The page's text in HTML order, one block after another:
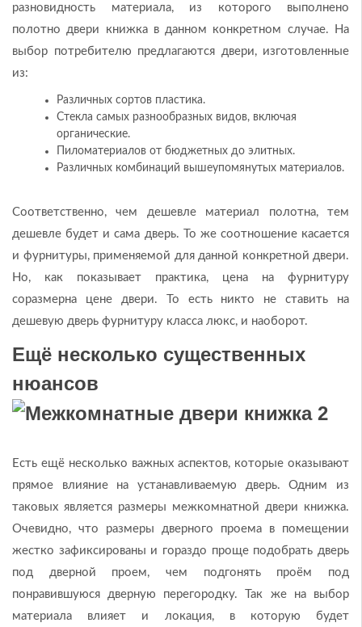
разновидность материала, из которого выполнено
полотно двери книжка в данном конкретном случае. На
выбор потребителю предлагаются двери, изготовленные
из:
Различных сортов пластика.
Стекла самых разнообразных видов, включая
органические.
Пиломатериалов от бюджетных до элитных.
Различных комбинаций вышеупомянутых материалов.
Соответственно, чем дешевле материал полотна, тем
дешевле будет и сама дверь. То же соотношение касается
и фурнитуры, применяемой для данной конкретной двери.
Но, как показывает практика, цена на фурнитуру
соразмерна цене двери. То есть никто не ставить на
дешевую дверь фурнитуру класса люкс, и наоборот.
Ещё несколько существенных
нюансов
Есть ещё несколько важных аспектов, которые оказывают
прямое влияние на устанавливаемую дверь. Одним из
таковых является размеры межкомнатной двери книжка.
Очевидно, что размеры дверного проема в помещении
жестко зафиксированы и гораздо проще подобрать дверь
под дверной проем, чем подгонять проём под
понравившуюся дверную перегородку. Так же на выбор
материала влияет и локация, в которую будет